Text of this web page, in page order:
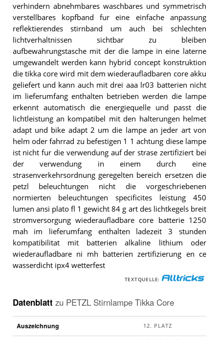
verhindern abnehmbares waschbares und symmetrisch
verstellbares kopfband fur eine einfache anpassung
reflektierendes stirnband um auch bei schlechten
lichtverhaltnissen sichtbar zu bleiben
aufbewahrungstasche mit der die lampe in eine laterne
umgewandelt werden kann hybrid concept konstruktion
die tikka core wird mit dem wiederaufladbaren core akku
geliefert und kann auch mit drei aaa lr03 batterien nicht
im lieferumfang enthalten betrieben werden die lampe
erkennt automatisch die energiequelle und passt die
lichtleistung an kompatibel mit den halterungen helmet
adapt und bike adapt 2 um die lampe an jeder art von
helm oder fahrrad zu befestigen 1 1 achtung diese lampe
ist nicht fur die verwendung auf der strase zertifiziert bei
der verwendung in einem durch eine
strasenverkehrsordnung geregelten bereich ersetzen die
petzl beleuchtungen nicht die vorgeschriebenen
normierten beleuchtungen specificites leistung 450
lumen ansi plato fl 1 gewicht 84 g art des lichtkegels breit
stromversorgung wiederaufladbare core batterie 1250
mah im lieferumfang enthalten ladezeit 3 stunden
kompatibilitat mit batterien alkaline lithium oder
wiederaufladbare ni mh batterien zertifizierung en ce
wasserdicht ipx4 wetterfest
TEXTQUELLE:
Datenblatt zu PETZL Stirnlampe Tikka Core
Auszeichnung